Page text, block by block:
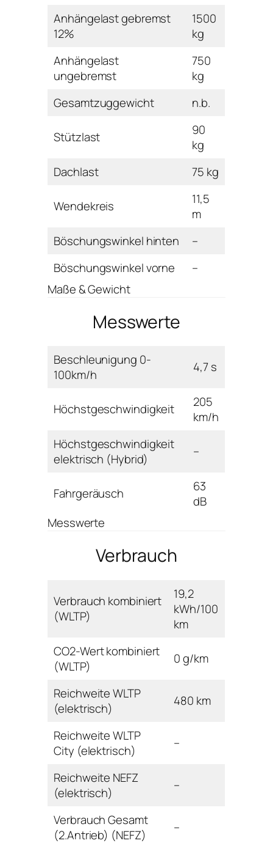
Anhängelast gebremst
12%
1500
kg
Anhängelast
ungebremst
750
kg
Gesamtzuggewicht
n.b.
Stützlast
90
kg
Dachlast
75 kg
Wendekreis
11,5
m
Böschungswinkel hinten
–
Böschungswinkel vorne
–
Maße & Gewicht
Messwerte
Beschleunigung 0-
100km/h
4,7 s
Höchstgeschwindigkeit
205
km/h
Höchstgeschwindigkeit
elektrisch (Hybrid)
–
Fahrgeräusch
63
dB
Messwerte
Verbrauch
Verbrauch kombiniert
(WLTP)
19,2
kWh/100
km
CO2-Wert kombiniert
(WLTP)
0 g/km
Reichweite WLTP
(elektrisch)
480 km
Reichweite WLTP
City (elektrisch)
–
Reichweite NEFZ
(elektrisch)
–
Verbrauch Gesamt
(2.Antrieb) (NEFZ)
–